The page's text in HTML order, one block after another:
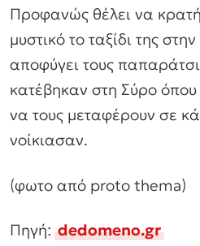
Προφανώς θέλει να
μυστικό το ταξίδι της
αποφύγει τους
κατέβηκαν στη Σύρο όπου
να τους μεταφέρουν σε
νοίκιασαν.
(φωτο από proto thema)
Πηγή:dedomeno.gr